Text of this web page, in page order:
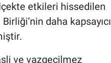
etkileri hissedilen
daha kapsayıcı
ve vazgeçilmez